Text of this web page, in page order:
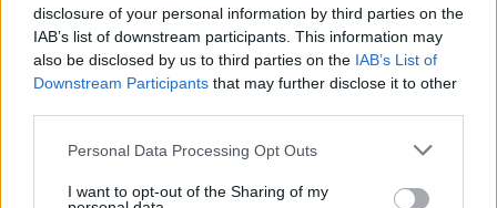
disclosure of your personal information by third parties on the
IAB’s list of downstream participants. This information may
also be disclosed by us to third parties on the IAB’s List of
Downstream Participants that may further disclose it to other
Personal Data Processing Opt Outs
I want to opt-out of the Sharing of my
Εγγραφή στο newsletter